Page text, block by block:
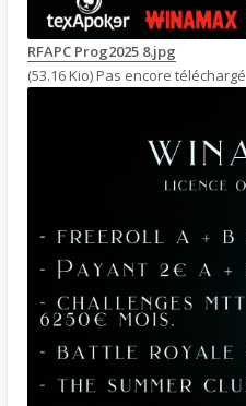
RFAPC Prog2025 8.jpg
(53.16 Kio) Pas encore téléchargé